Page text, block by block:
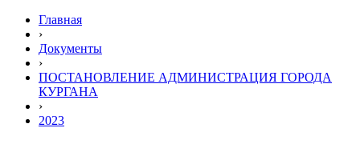
Главная
›
Документы
›
ПОСТАНОВЛЕНИЕ АДМИНИСТРАЦИЯ ГОРОДА
КУРГАНА
›
2023